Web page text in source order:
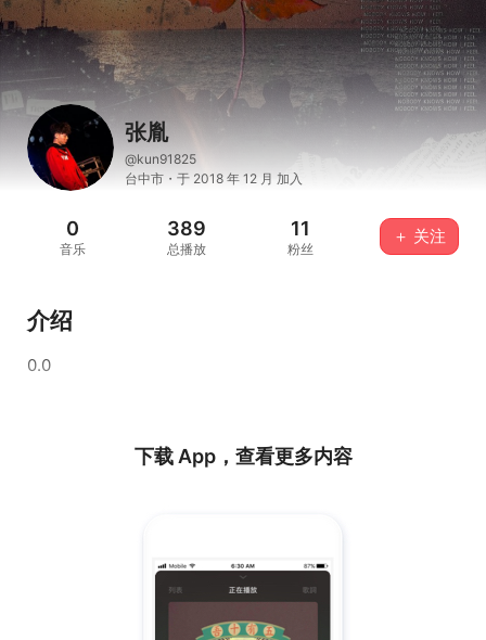
张胤
@kun91825
台中市・于 2018 年 12 月 加入
0
音乐
389
总播放
11
粉丝
＋ 关注
介绍
0.0
下载 App，查看更多内容